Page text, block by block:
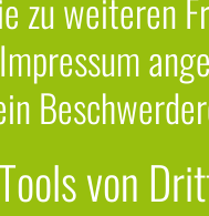
zu weiteren
von